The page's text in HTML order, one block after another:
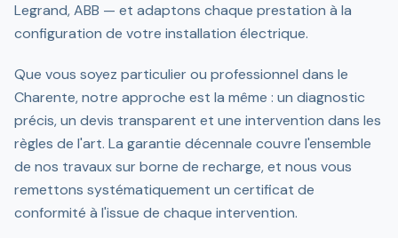
Legrand, ABB — et adaptons chaque prestation à la
configuration de votre installation électrique.
Que vous soyez particulier ou professionnel dans le
Charente, notre approche est la même : un diagnostic
précis, un devis transparent et une intervention dans les
règles de l'art. La garantie décennale couvre l'ensemble
de nos travaux sur borne de recharge, et nous vous
remettons systématiquement un certificat de
conformité à l'issue de chaque intervention.